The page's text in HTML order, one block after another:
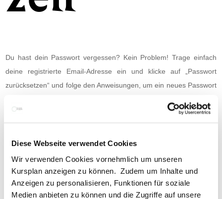
Diese Webseite verwendet Cookies
Wir verwenden Cookies vornehmlich um unseren
Kursplan anzeigen zu können. Zudem um Inhalte und
Anzeigen zu personalisieren, Funktionen für soziale
Medien anbieten zu können und die Zugriffe auf unsere
Du hast dein Passwort vergessen? Kein Problem! Trage einfach
deine registrierte Email-Adresse ein und klicke auf „Passwort
zurücksetzen“ und folge den Anweisungen, um ein neues Passwort
Spam-Ordner oder kontaktiere mich, damit ich dir weiterhelfen
Wir sorgen dafür, dass du schnell wieder Zugriff hast! 😊